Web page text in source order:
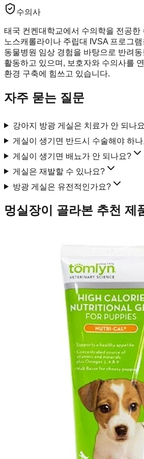
수의사
태국 컨켄대학교에서 수의학을 전공한
노스캐롤라이나 주립대 IVSA 프로그
동물병원 임상 경험을 바탕으로 반려
활동하고 있으며, 보호자와 수의사를
환경 구축에 힘쓰고 있습니다.
자주 묻는 질문
강아지 방광 게실은 치료가 안 되나
게실이 생기면 반드시 수술해야 하
게실이 생기면 배뇨가 안 되나요?
게실은 재발할 수 있나요?
방광 게실은 유전적인가요?
멍실장이 골라본 추천 제